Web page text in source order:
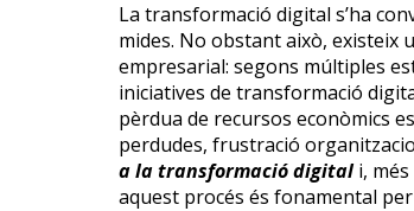
La transformació digital s’ha
mides. No obstant això, existeix
empresarial: segons múltiples
iniciatives de transformació
pèrdua de recursos econòmics
perdudes, frustració
a la transformació digitali, més
aquest procés és fonamental